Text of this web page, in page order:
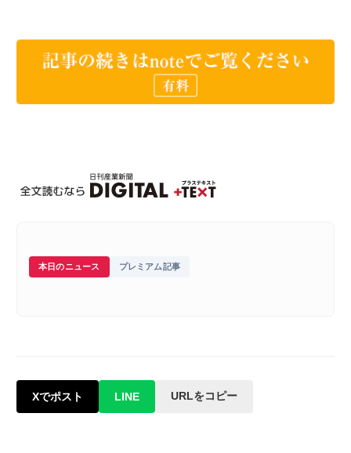
本日のニュース プレミアム記事
Xでポスト LINE URLをコピー